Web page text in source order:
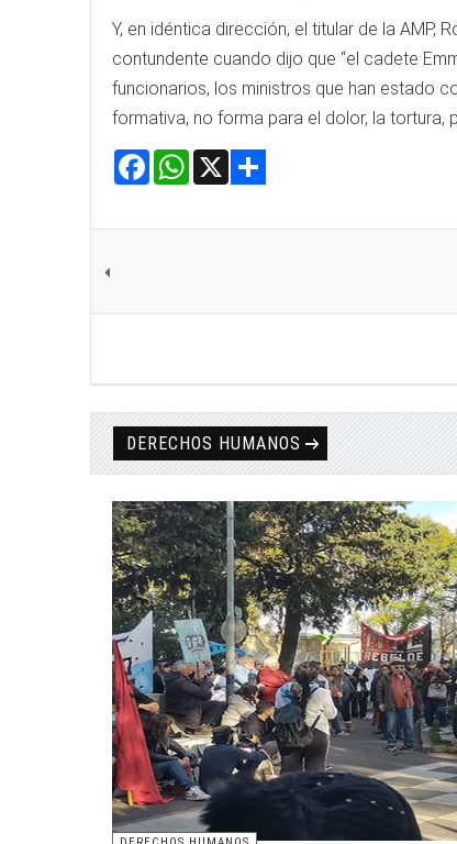
Y, en idéntica dirección, el titular de la AMP,
contundente cuando dijo que “el cadete
funcionarios, los ministros que han estado
formativa, no forma para el dolor, la tortura,
Facebook
WhatsApp
DERECHOS HUMANOS